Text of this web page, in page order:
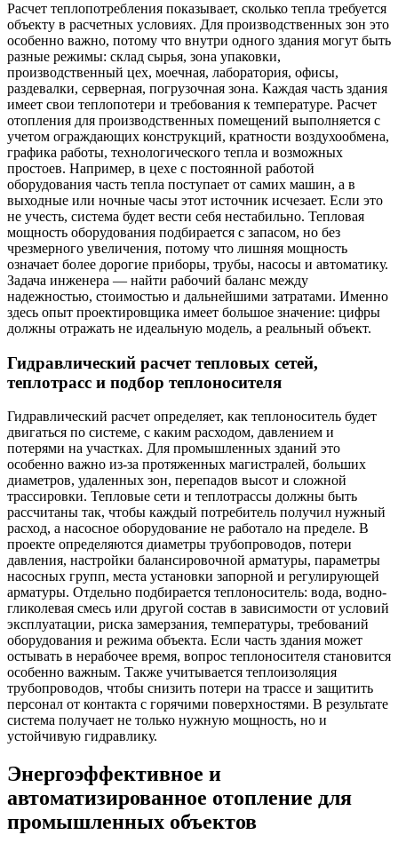
Расчет теплопотребления показывает, сколько тепла требуется
объекту в расчетных условиях. Для производственных зон это
особенно важно, потому что внутри одного здания могут быть
разные режимы: склад сырья, зона упаковки,
производственный цех, моечная, лаборатория, офисы,
раздевалки, серверная, погрузочная зона. Каждая часть здания
имеет свои теплопотери и требования к температуре. Расчет
отопления для производственных помещений выполняется с
учетом ограждающих конструкций, кратности воздухообмена,
графика работы, технологического тепла и возможных
простоев. Например, в цехе с постоянной работой
оборудования часть тепла поступает от самих машин, а в
выходные или ночные часы этот источник исчезает. Если это
не учесть, система будет вести себя нестабильно. Тепловая
мощность оборудования подбирается с запасом, но без
чрезмерного увеличения, потому что лишняя мощность
означает более дорогие приборы, трубы, насосы и автоматику.
Задача инженера — найти рабочий баланс между
надежностью, стоимостью и дальнейшими затратами. Именно
здесь опыт проектировщика имеет большое значение: цифры
должны отражать не идеальную модель, а реальный объект.
Гидравлический расчет тепловых сетей,
теплотрасс и подбор теплоносителя
Гидравлический расчет определяет, как теплоноситель будет
двигаться по системе, с каким расходом, давлением и
потерями на участках. Для промышленных зданий это
особенно важно из-за протяженных магистралей, больших
диаметров, удаленных зон, перепадов высот и сложной
трассировки. Тепловые сети и теплотрассы должны быть
рассчитаны так, чтобы каждый потребитель получил нужный
расход, а насосное оборудование не работало на пределе. В
проекте определяются диаметры трубопроводов, потери
давления, настройки балансировочной арматуры, параметры
насосных групп, места установки запорной и регулирующей
арматуры. Отдельно подбирается теплоноситель: вода, водно-
гликолевая смесь или другой состав в зависимости от условий
эксплуатации, риска замерзания, температуры, требований
оборудования и режима объекта. Если часть здания может
остывать в нерабочее время, вопрос теплоносителя становится
особенно важным. Также учитывается теплоизоляция
трубопроводов, чтобы снизить потери на трассе и защитить
персонал от контакта с горячими поверхностями. В результате
система получает не только нужную мощность, но и
устойчивую гидравлику.
Энергоэффективное и
автоматизированное отопление для
промышленных объектов